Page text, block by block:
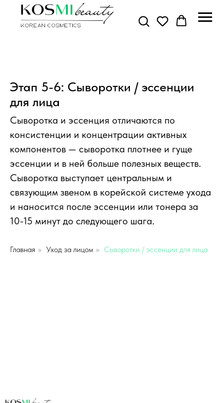
Этап 5-6: Сыворотки / эссенции
для лица
Сыворотка и эссенция отличаются по
консистенции и концентрации активных
компонентов — сыворотка плотнее и гуще
эссенции и в ней больше полезных веществ.
Сыворотка выступает центральным и
связующим звеном в корейской системе ухода
и наносится после эссенции или тонера за
10-15 минут до следующего шага.
Главная » Уход за лицом » Сыворотки / эссенции для лица